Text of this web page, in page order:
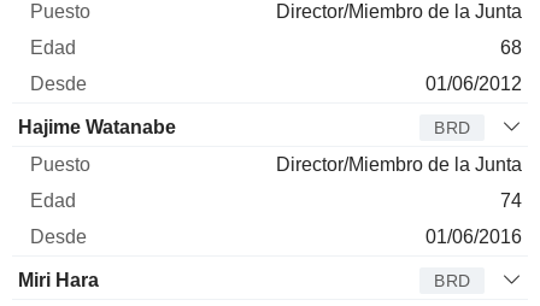
Director/Miembro de la Junta
68
01/06/2012
Hajime Watanabe BRD
Director/Miembro de la Junta
74
01/06/2016
Miri Hara BRD